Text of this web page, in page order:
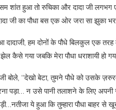
शांत हुआ तो रुचिका और दादा जी लगभग
जी का पौधा बस एक ओर जरा सा झुका
दादाजी, हम दोनों के पौधे बिलकुल एक
कैसे गया जबकि मेरा पौधा धराशायी हो
बोले, “देखो बेटा, तुमने पौधे को उसके
पड़ा… न उसे पानी तलाशने के लिए अपनी
ये हुआ कि तुम्हारा पौधा बाहर